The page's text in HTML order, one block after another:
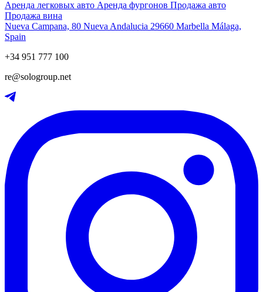
Аренда легковых авто Аренда фургонов Продажа авто
Продажа вина
Nueva Campana, 80 Nueva Andalucia 29660 Marbella Málaga,
Spain
+34 951 777 100
re@sologroup.net